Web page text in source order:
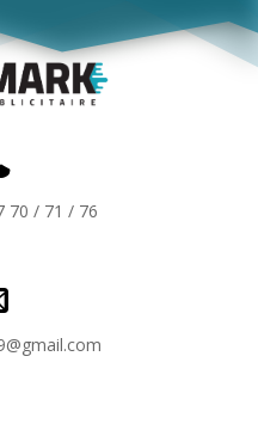
70 / 71 / 76